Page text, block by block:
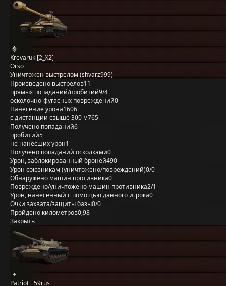
Krevaruk [2_X2]
Orso
Уничтожен выстрелом (shvarz999)
Произведено выстрелов11
прямых попаданий/пробитий9/4
осколочно-фугасных повреждений0
Нанесение урона1606
с дистанции свыше 300 м765
Получено попаданий6
пробитий5
не нанёсших урон1
Получено попаданий осколками0
Урон, заблокированный бронёй490
Урон союзникам (уничтожено/повреждений)0/0
Обнаружено машин противника0
Повреждено/уничтожено машин противника2/1
Урон, нанесённый с помощью данного игрока0
Очки захвата/защиты базы0/0
Пройдено километров0,98
Закрыть
Patriot__59rus